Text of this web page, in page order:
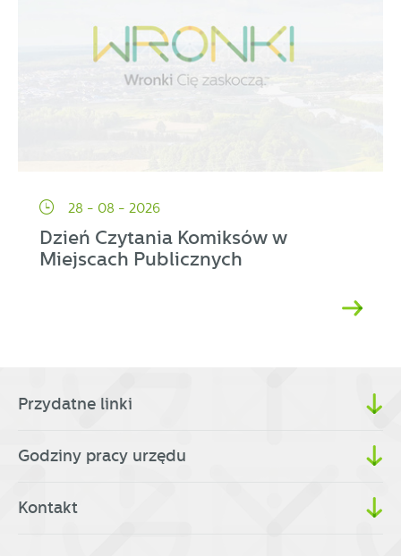
28 - 08 - 2026
Dzień Czytania Komiksów w
Miejscach Publicznych
Przydatne linki
Godziny pracy urzędu
Kontakt